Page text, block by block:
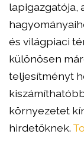
lapigazgatója,
és világpiaci
különösen
teljesítményt
környezetet
hirdetőknek.